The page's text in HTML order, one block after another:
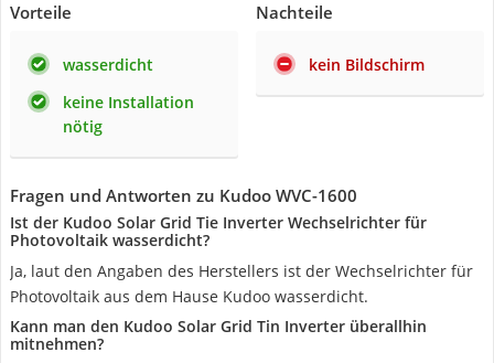
Vorteile
wasserdicht
keine Installation
nötig
Nachteile
kein Bildschirm
Fragen und Antworten zu Kudoo WVC-1600
Ist der Kudoo Solar Grid Tie Inverter Wechselrichter für
Photovoltaik wasserdicht?
Ja, laut den Angaben des Herstellers ist der Wechselrichter für
Photovoltaik aus dem Hause Kudoo wasserdicht.
Kann man den Kudoo Solar Grid Tin Inverter überallhin
mitnehmen?